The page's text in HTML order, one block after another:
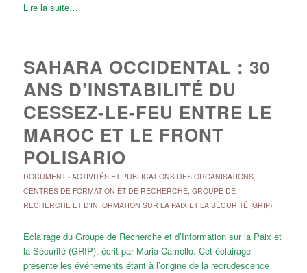
Lire la suite…
SAHARA OCCIDENTAL : 30
ANS D’INSTABILITÉ DU
CESSEZ-LE-FEU ENTRE LE
MAROC ET LE FRONT
POLISARIO
DOCUMENT- ACTIVITÉS ET PUBLICATIONS DES ORGANISATIONS,
CENTRES DE FORMATION ET DE RECHERCHE, GROUPE DE
RECHERCHE ET D'INFORMATION SUR LA PAIX ET LA SÉCURITÉ (GRIP)
Eclairage du Groupe de Recherche et d’Information sur la Paix et
la Sécurité (GRIP), écrit par Maria Camello. Cet éclairage
présente les événements étant à l’origine de la recrudescence